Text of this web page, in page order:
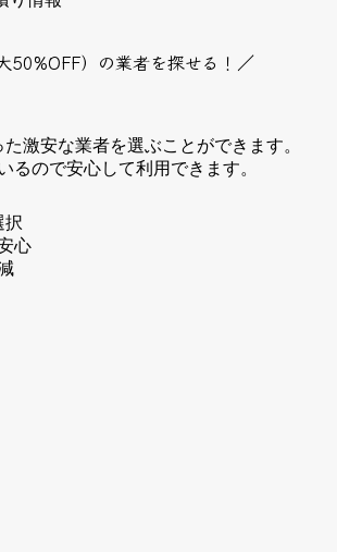
）の業者を探せる！／
激安な業者を選ぶことができます。
るので安心して利用できます。
択
心